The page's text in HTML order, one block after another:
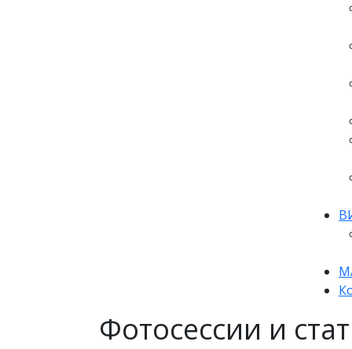
Фотосессии и